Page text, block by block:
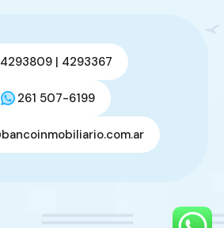
4293809 | 4293367
261 507-6199